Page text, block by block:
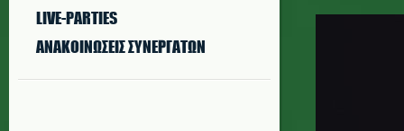
LIVE-PARTIES
ΑΝΑΚΟΙΝΩΣΕΙΣ ΣΥΝΕΡΓΑΤΩΝ